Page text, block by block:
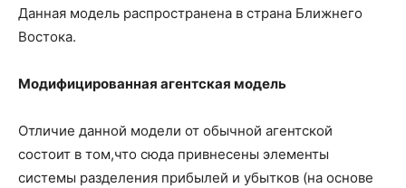
Данная модель распространена в страна Ближнего
Востока.
Модифицированная агентская модель
Отличие данной модели от обычной агентской
состоит в том,что сюда привнесены элементы
системы разделения прибылей и убытков (на основе